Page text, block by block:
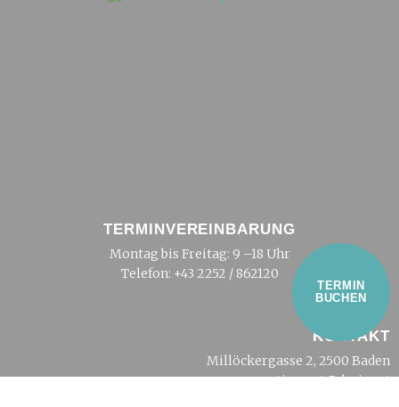
TERMIN
BUCHEN
TERMINVEREINBARUNG
Montag bis Freitag: 9 –18 Uhr
Telefon: +43 2252 / 862120
KONTAKT
Millöckergasse 2, 2500 Baden
tierarzt@dreier.at